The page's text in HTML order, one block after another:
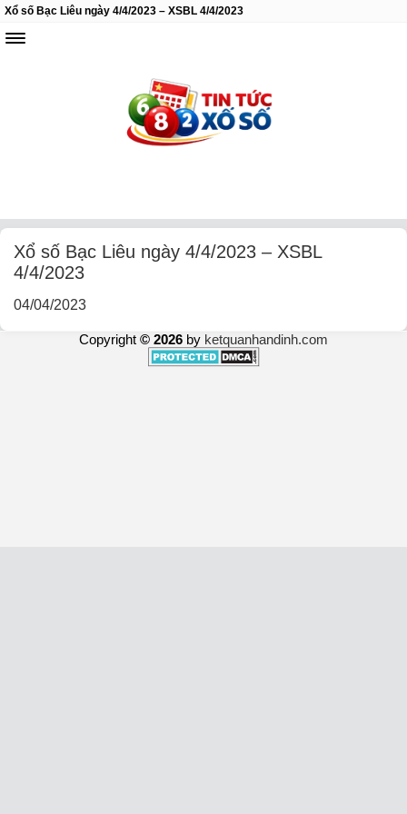
Xổ số Bạc Liêu ngày 4/4/2023 – XSBL 4/4/2023
Xổ số Bạc Liêu ngày 4/4/2023 – XSBL
4/4/2023
04/04/2023
Copyright © 2026 by ketquanhandinh.com